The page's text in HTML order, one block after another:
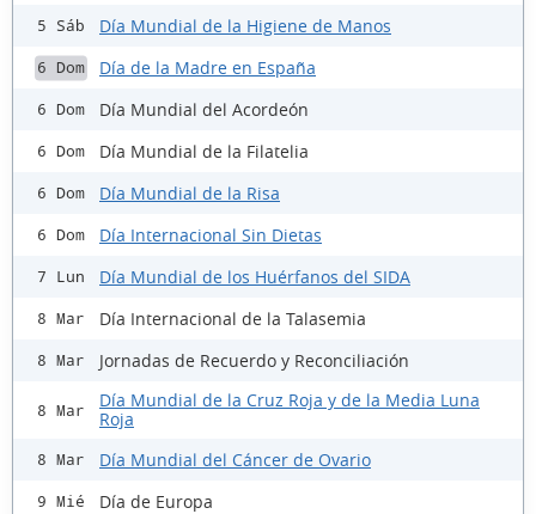
5 Sáb Día Mundial de la Higiene de Manos
6 Dom Día de la Madre en España
6 Dom Día Mundial del Acordeón
6 Dom Día Mundial de la Filatelia
6 Dom Día Mundial de la Risa
6 Dom Día Internacional Sin Dietas
7 Lun Día Mundial de los Huérfanos del SIDA
8 Mar Día Internacional de la Talasemia
8 Mar Jornadas de Recuerdo y Reconciliación
8 Mar
Día Mundial de la Cruz Roja y de la Media Luna
Roja
8 Mar Día Mundial del Cáncer de Ovario
9 Mié Día de Europa